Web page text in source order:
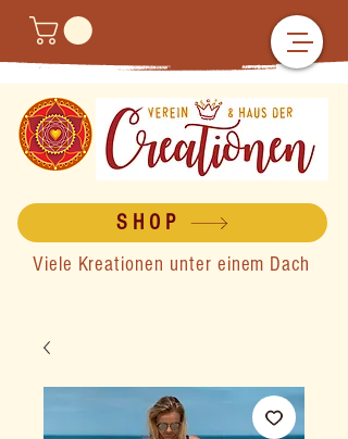
SHOP
Viele Kreationen unter einem Dach